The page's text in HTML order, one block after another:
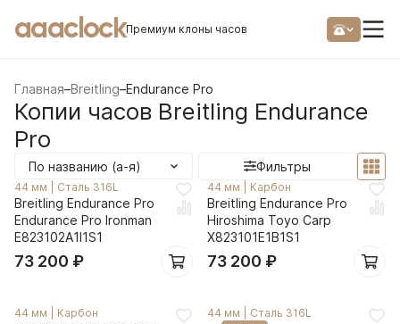
aaaclockПремиум клоны часов
Главная–Breitling–Endurance Pro
Копии часов Breitling Endurance
Pro
По названию (а-я) Фильтры
44 мм Сталь 316L
Breitling Endurance Pro
Endurance Pro Ironman
E823102A1I1S1
73 200 ₽
44 мм Карбон
Breitling Endurance Pro
Hiroshima Toyo Carp
X823101E1B1S1
73 200 ₽
44 мм Карбон 44 мм Сталь 316L